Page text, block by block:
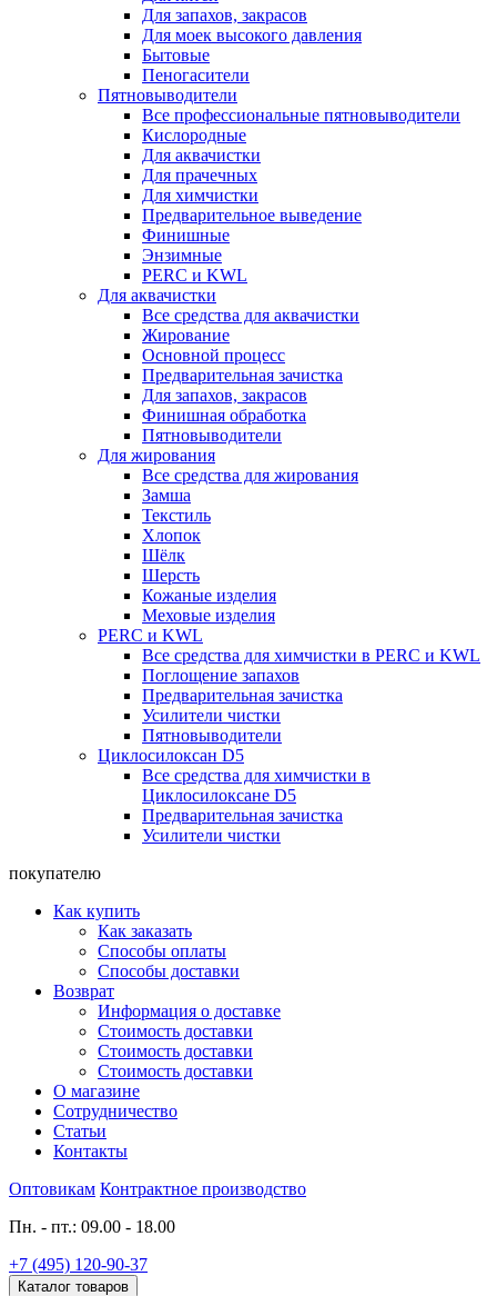
Для запахов, закрасов
Для моек высокого давления
Бытовые
Пеногасители
Пятновыводители
Все профессиональные пятновыводители
Кислородные
Для аквачистки
Для прачечных
Для химчистки
Предварительное выведение
Финишные
Энзимные
PERC и KWL
Для аквачистки
Все средства для аквачистки
Жирование
Основной процесс
Предварительная зачистка
Для запахов, закрасов
Финишная обработка
Пятновыводители
Для жирования
Все средства для жирования
Замша
Текстиль
Хлопок
Шёлк
Шерсть
Кожаные изделия
Меховые изделия
PERC и KWL
Все средства для химчистки в PERC и KWL
Поглощение запахов
Предварительная зачистка
Усилители чистки
Пятновыводители
Циклосилоксан D5
Все средства для химчистки в
Циклосилоксане D5
Предварительная зачистка
Усилители чистки
покупателю
Как купить
Как заказать
Способы оплаты
Способы доставки
Возврат
Информация о доставке
Стоимость доставки
Стоимость доставки
Стоимость доставки
О магазине
Сотрудничество
Статьи
Контакты
Оптовикам Контрактное производство
Пн. - пт.: 09.00 - 18.00
+7 (495) 120-90-37
Каталог товаров